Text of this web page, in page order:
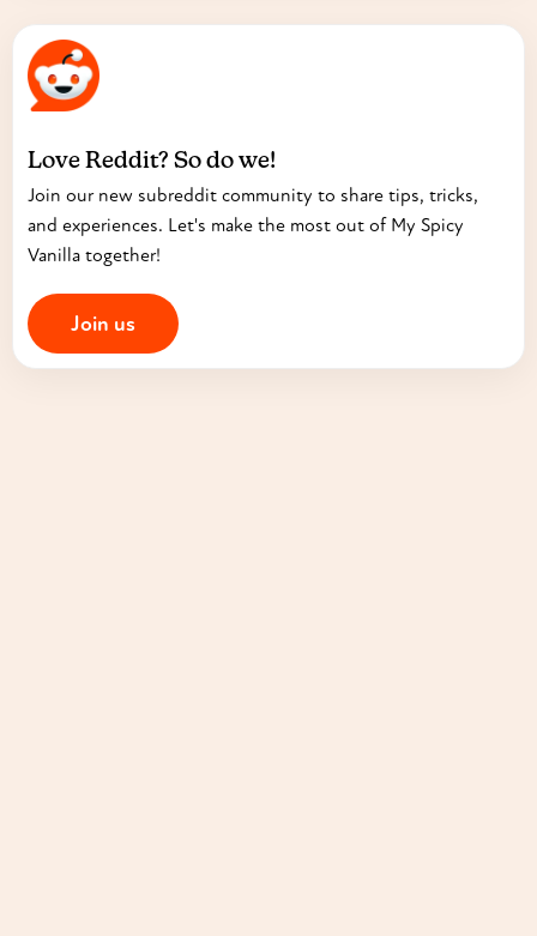
Love Reddit? So do we!
Join our new subreddit community to share tips, tricks,
and experiences. Let's make the most out of My Spicy
Vanilla together!
Join us